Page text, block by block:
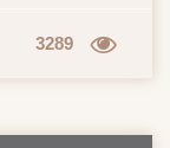
3289